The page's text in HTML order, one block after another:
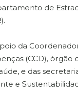
de
da
(CCD), órgão
e das
e